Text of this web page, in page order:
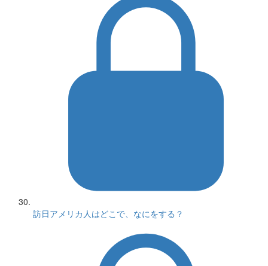
訪日アメリカ人はどこで、なにをする？